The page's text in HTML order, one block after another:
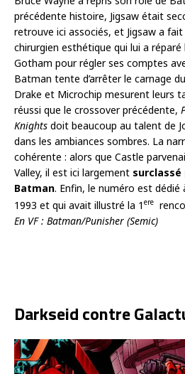
précédente histoire, Jigsaw était
retrouve ici associés, et Jigsaw a
chirurgien esthétique qui lui a
Gotham pour régler ses comptes
Batman tente d’arrêter le carnage
Drake et Microchip mesurent leurs
réussi que le crossover précédente,
Knights doit beaucoup au talent de
dans les ambiances sombres. La
cohérente : alors que Castle
Valley, il est ici largement
Batman. Enfin, le numéro est dédié
1993 et qui avait illustré la 1 ere
En VF : Batman/Punisher (Semic)
Darkseid contre